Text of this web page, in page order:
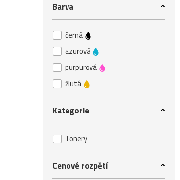
Barva
černá
azurová
purpurová
žlutá
Kategorie
Tonery
Cenové rozpětí